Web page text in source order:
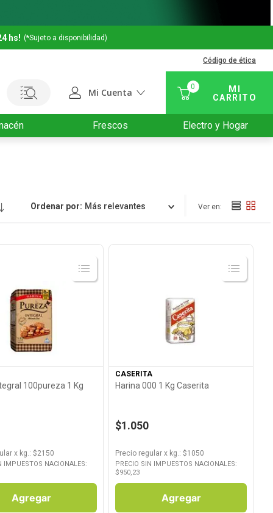
hs! (*Sujeto a disponibilidad)
Código de ética
Mi Cuenta 0
Frescos Electro y Hogar
Ordenar por Relevancia
Ver Producto
100pureza 1 Kg
x kg.: $2150
IMPUESTOS NACIONALES:
Agregar
Ver Producto
CASERITA
Harina 000 1 Kg Caserita
$1.050
Precio regular x kg.: $1050
PRECIO SIN IMPUESTOS NACIONALES:
$950,23
Agregar